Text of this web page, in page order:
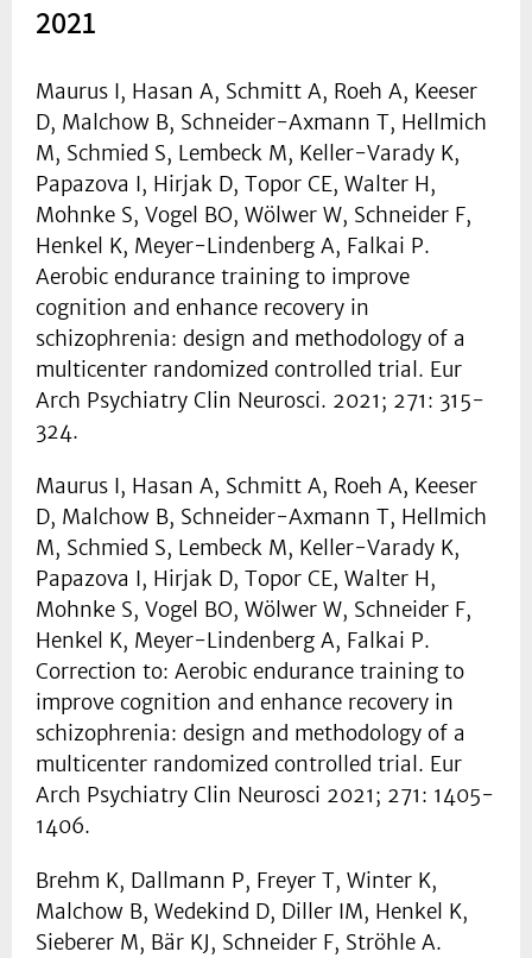
2021
Maurus I, Hasan A, Schmitt A, Roeh A, Keeser
D, Malchow B, Schneider-Axmann T, Hellmich
M, Schmied S, Lembeck M, Keller-Varady K,
Papazova I, Hirjak D, Topor CE, Walter H,
Mohnke S, Vogel BO, Wölwer W, Schneider F,
Henkel K, Meyer-Lindenberg A, Falkai P.
Aerobic endurance training to improve
cognition and enhance recovery in
schizophrenia: design and methodology of a
multicenter randomized controlled trial. Eur
Arch Psychiatry Clin Neurosci. 2021; 271: 315-
324.
Maurus I, Hasan A, Schmitt A, Roeh A, Keeser
D, Malchow B, Schneider-Axmann T, Hellmich
M, Schmied S, Lembeck M, Keller-Varady K,
Papazova I, Hirjak D, Topor CE, Walter H,
Mohnke S, Vogel BO, Wölwer W, Schneider F,
Henkel K, Meyer-Lindenberg A, Falkai P.
Correction to: Aerobic endurance training to
improve cognition and enhance recovery in
schizophrenia: design and methodology of a
multicenter randomized controlled trial. Eur
Arch Psychiatry Clin Neurosci 2021; 271: 1405-
1406.
Brehm K, Dallmann P, Freyer T, Winter K,
Malchow B, Wedekind D, Diller IM, Henkel K,
Sieberer M, Bär KJ, Schneider F, Ströhle A.